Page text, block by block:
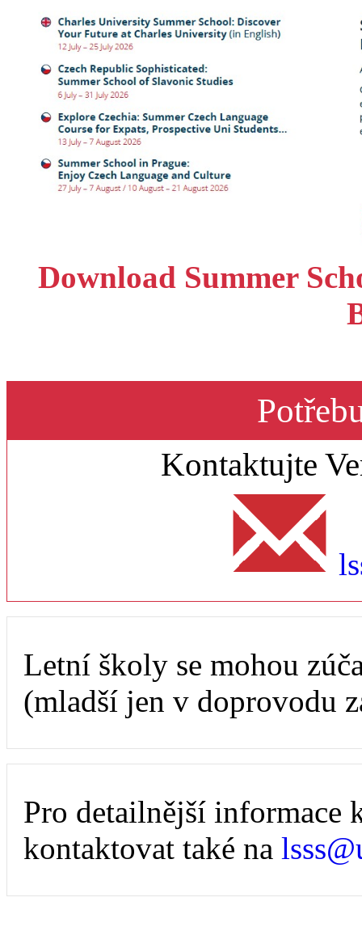
Download Summer
Kontaktujte
Letní školy se mohou
(mladší jen v doprovodu
Pro detailnější informace
kontaktovat také na